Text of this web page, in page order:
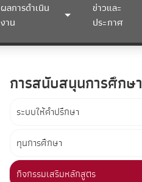
ผลการดำเนิน
งาน
ข่าวและ
ประกาศ
การสนับสนุนการศึกษา
ระบบให้คำปรึกษา
ทุนการศึกษา
กิจกรรมเสริมหลักสูตร